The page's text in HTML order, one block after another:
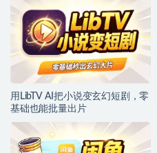
用LibTV AI把小说变玄幻短剧，零
基础也能批量出片